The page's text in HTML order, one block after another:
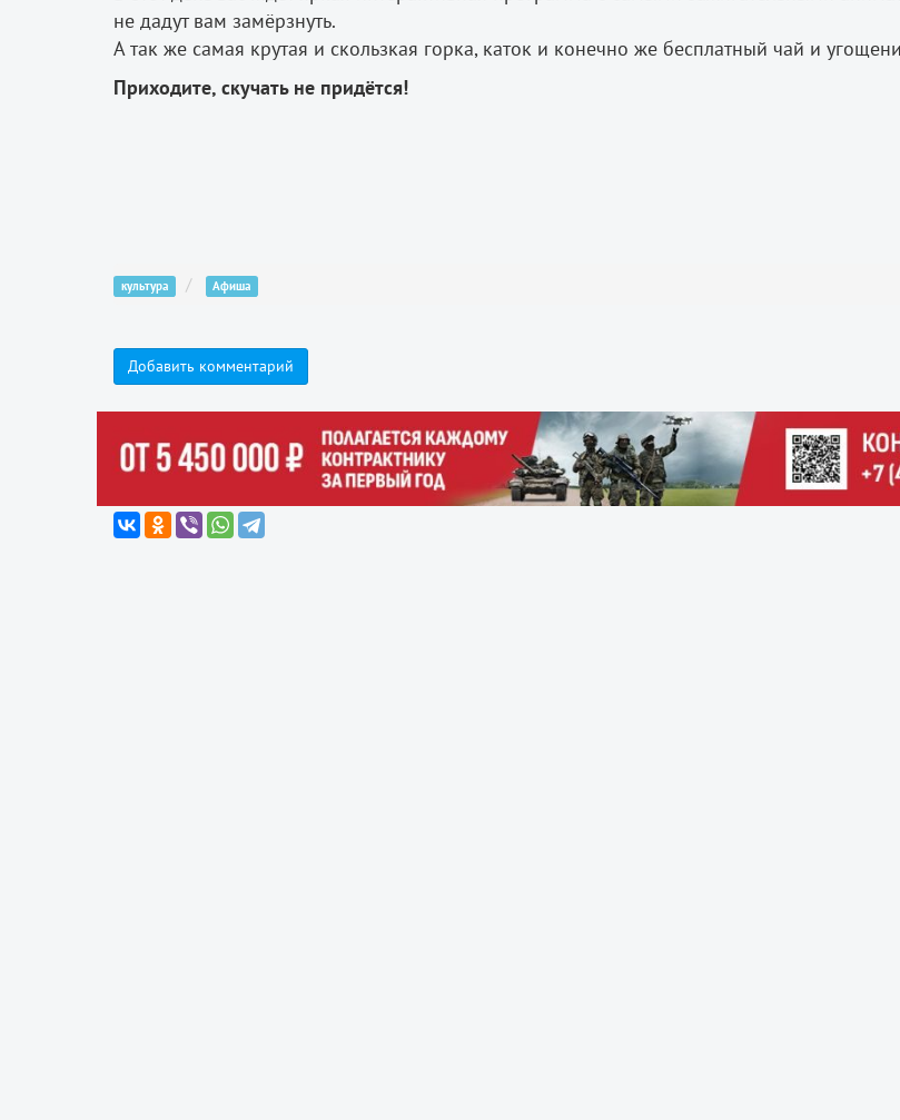
не дадут вам замёрзнуть.
А так же самая крутая и скользкая горка, каток и конечно же бесплатный чай и
Приходите, скучать не придётся!
культура Афиша
Добавить комментарий